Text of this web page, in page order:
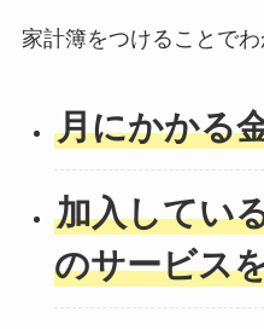
家計簿をつけることで
月にかかる
加入してい
のサービス